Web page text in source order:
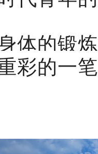
体的锻
彩的一